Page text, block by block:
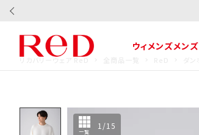
ウィメンズメンズ
リカバリーウェア ReD
一覧
1 /15